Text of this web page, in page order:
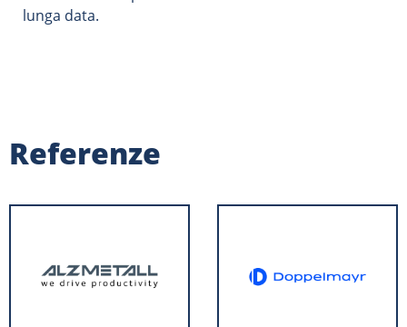
lunga data.
Referenze